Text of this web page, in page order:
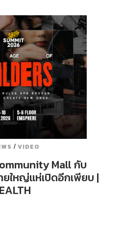
/ VIDEO
Mall กับ
ยใหญ่แห่เปิดอีกเพียบ |